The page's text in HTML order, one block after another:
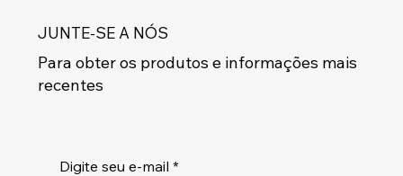
JUNTE-SE A NÓS
Para obter os produtos e informações mais
recentes
Digite seu e-mail *